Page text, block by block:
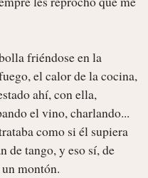
el calor de la cocina,
ahí, con ella,
el vino, charlando...
de tango, y eso sí, de
montón.